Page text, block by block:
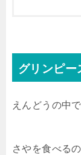
グリンピー
えんどうの中で
さやを食べる